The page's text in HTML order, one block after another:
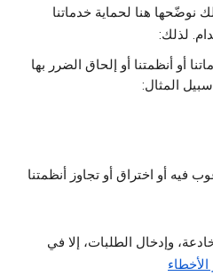
نوضّحها هنا لحماية خدماتنا
لذلك:
أو أنظمتنا أو إلحاق الضرر بها
سبيل المثال:
فيه أو اختراق أو تجاوز أنظمتنا
وإدخال الطلبات، إلا في
الأخطاء